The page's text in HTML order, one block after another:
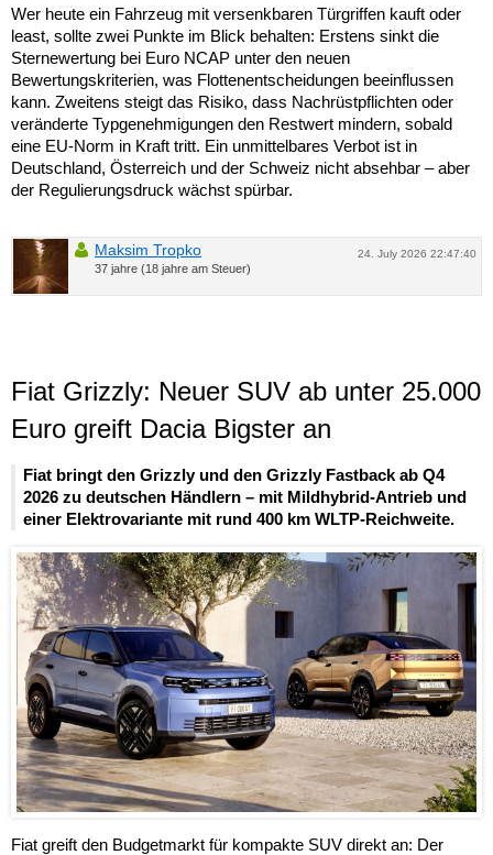
Wer heute ein Fahrzeug mit versenkbaren Türgriffen kauft oder
least, sollte zwei Punkte im Blick behalten: Erstens sinkt die
Sternewertung bei Euro NCAP unter den neuen
Bewertungskriterien, was Flottenentscheidungen beeinflussen
kann. Zweitens steigt das Risiko, dass Nachrüstpflichten oder
veränderte Typgenehmigungen den Restwert mindern, sobald
eine EU-Norm in Kraft tritt. Ein unmittelbares Verbot ist in
Deutschland, Österreich und der Schweiz nicht absehbar – aber
der Regulierungsdruck wächst spürbar.
24. July 2026 22:47:40
Maksim Tropko
37 jahre (18 jahre am Steuer)
Fiat Grizzly: Neuer SUV ab unter 25.000
Euro greift Dacia Bigster an
Fiat bringt den Grizzly und den Grizzly Fastback ab Q4
2026 zu deutschen Händlern – mit Mildhybrid-Antrieb und
einer Elektrovariante mit rund 400 km WLTP-Reichweite.
Fiat greift den Budgetmarkt für kompakte SUV direkt an: Der